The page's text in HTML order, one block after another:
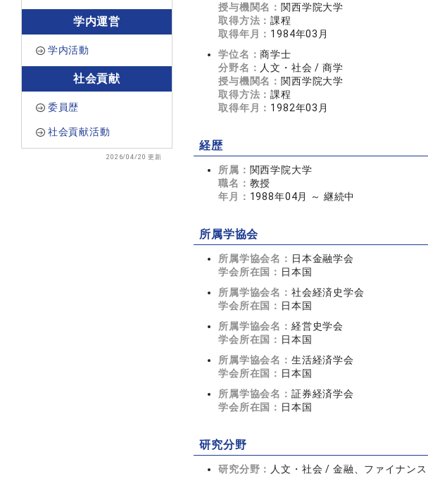
学内運営
学内活動
社会貢献
委員歴
社会貢献活動
2026/04/20 更新
授与機関名： 関西学院大学
取得方法：課程
取得年月： 1984年03月
学位名：商学士
分野名： 人文・社会 / 商学
授与機関名： 関西学院大学
取得方法：課程
取得年月： 1982年03月
経歴
所属： 関西学院大学
職名： 教授
年月： 1988年04月 ～ 継続中
所属学協会
所属学協会名： 日本金融学会
学会所在国： 日本国
所属学協会名： 社会経済史学会
学会所在国： 日本国
所属学協会名： 経営史学会
学会所在国： 日本国
所属学協会名： 生活経済学会
学会所在国： 日本国
所属学協会名： 証券経済学会
学会所在国： 日本国
研究分野
研究分野： 人文・社会 / 金融、ファイナンス